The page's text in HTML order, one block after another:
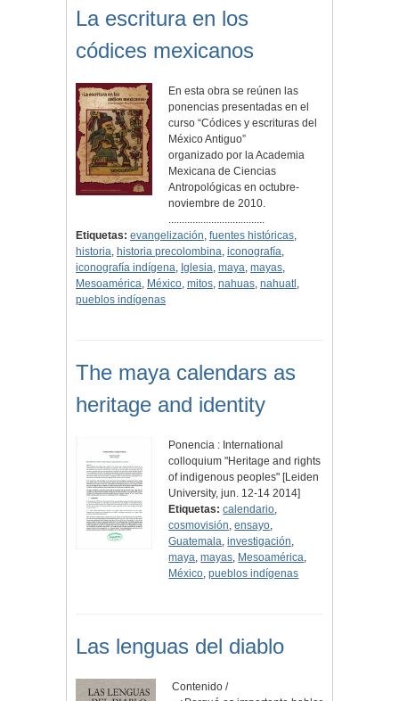
La escritura en los
códices mexicanos
En esta obra se reúnen las
ponencias presentadas en el
curso “Códices y escrituras del
México Antiguo”
organizado por la Academia
Mexicana de Ciencias
Antropológicas en octubre-
noviembre de 2010.
....................................
Etiquetas: evangelización, fuentes históricas,
historia, historia precolombina, iconografía,
iconografía indígena, Iglesia, maya, mayas,
Mesoamérica, México, mitos, nahuas, nahuatl ,
pueblos indígenas
The maya calendars as
heritage and identity
Ponencia : International
colloquium "Heritage and rights
of indigenous peoples" [Leiden
University, jun. 12-14 2014]
Etiquetas: calendario,
cosmovisión,ensayo,
Guatemala,investigación,
maya,mayas, Mesoamérica,
México,pueblos indígenas
Las lenguas del diablo
Contenido /